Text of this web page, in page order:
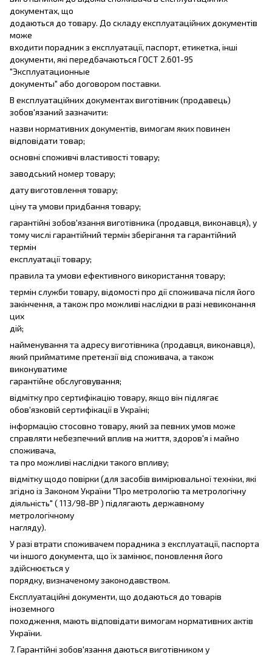
документах, що
додаються до товару. До складу експлуатаційних документів
може
входити порадник з експлуатації, паспорт, етикетка, інші
документи, які передбачаються ГОСТ 2.601-95
"Эксплуатационные
документы" або договором поставки.
В експлуатаційних документах виготівник (продавець)
зобов'язаний зазначити:
назви нормативних документів, вимогам яких повинен
відповідати товар;
основні споживчі властивості товару;
заводський номер товару;
дату виготовлення товару;
ціну та умови придбання товару;
гарантійні зобов'язання виготівника (продавця, виконавця), у
тому числі гарантійний термін зберігання та гарантійний
термін
експлуатації товару;
правила та умови ефективного використання товару;
термін служби товару, відомості про дії споживача після його
закінчення, а також про можливі наслідки в разі невиконання
цих
дій;
найменування та адресу виготівника (продавця, виконавця),
який прийматиме претензії від споживача, а також
виконуватиме
гарантійне обслуговування;
відмітку про сертифікацію товару, якщо він підлягає
обов'язковій сертифікації в Україні;
інформацію стосовно товару, який за певних умов може
справляти небезпечний вплив на життя, здоров'я і майно
споживача,
та про можливі наслідки такого впливу;
відмітку щодо повірки (для засобів вимірювальної техніки, які
згідно із Законом України "Про метрологію та метрологічну
діяльність" ( 113/98-ВР ) підлягають державному
метрологічному
нагляду).
У разі втрати споживачем порадника з експлуатації, паспорта
чи іншого документа, що їх замінює, поновлення його
здійснюється у
порядку, визначеному законодавством.
Експлуатаційні документи, що додаються до товарів
іноземного
походження, мають відповідати вимогам нормативних актів
України.
7. Гарантійні зобов'язання даються виготівником у